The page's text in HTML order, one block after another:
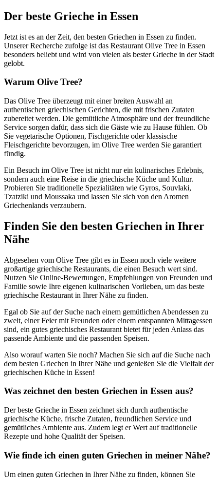
Der beste Grieche in Essen
Jetzt ist es an der Zeit, den besten Griechen in Essen zu finden.
Unserer Recherche zufolge ist das Restaurant Olive Tree in Essen
besonders beliebt und wird von vielen als bester Grieche in der Stadt
gelobt.
Warum Olive Tree?
Das Olive Tree überzeugt mit einer breiten Auswahl an
authentischen griechischen Gerichten, die mit frischen Zutaten
zubereitet werden. Die gemütliche Atmosphäre und der freundliche
Service sorgen dafür, dass sich die Gäste wie zu Hause fühlen. Ob
Sie vegetarische Optionen, Fischgerichte oder klassische
Fleischgerichte bevorzugen, im Olive Tree werden Sie garantiert
fündig.
Ein Besuch im Olive Tree ist nicht nur ein kulinarisches Erlebnis,
sondern auch eine Reise in die griechische Küche und Kultur.
Probieren Sie traditionelle Spezialitäten wie Gyros, Souvlaki,
Tzatziki und Moussaka und lassen Sie sich von den Aromen
Griechenlands verzaubern.
Finden Sie den besten Griechen in Ihrer
Nähe
Abgesehen vom Olive Tree gibt es in Essen noch viele weitere
großartige griechische Restaurants, die einen Besuch wert sind.
Nutzen Sie Online-Bewertungen, Empfehlungen von Freunden und
Familie sowie Ihre eigenen kulinarischen Vorlieben, um das beste
griechische Restaurant in Ihrer Nähe zu finden.
Egal ob Sie auf der Suche nach einem gemütlichen Abendessen zu
zweit, einer Feier mit Freunden oder einem entspannten Mittagessen
sind, ein gutes griechisches Restaurant bietet für jeden Anlass das
passende Ambiente und die passenden Speisen.
Also worauf warten Sie noch? Machen Sie sich auf die Suche nach
dem besten Griechen in Ihrer Nähe und genießen Sie die Vielfalt der
griechischen Küche in Essen!
Was zeichnet den besten Griechen in Essen aus?
Der beste Grieche in Essen zeichnet sich durch authentische
griechische Küche, frische Zutaten, freundlichen Service und
gemütliches Ambiente aus. Zudem legt er Wert auf traditionelle
Rezepte und hohe Qualität der Speisen.
Wie finde ich einen guten Griechen in meiner Nähe?
Um einen guten Griechen in Ihrer Nähe zu finden, können Sie